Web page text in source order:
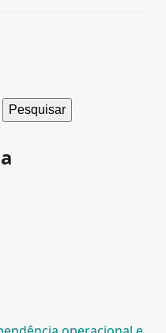
Pesquisar